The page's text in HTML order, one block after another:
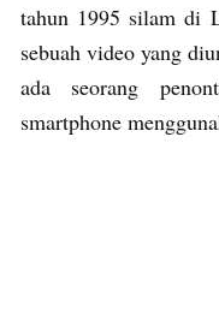
tahun 1995 silam di
sebuah video yang
ada seorang
smartphone